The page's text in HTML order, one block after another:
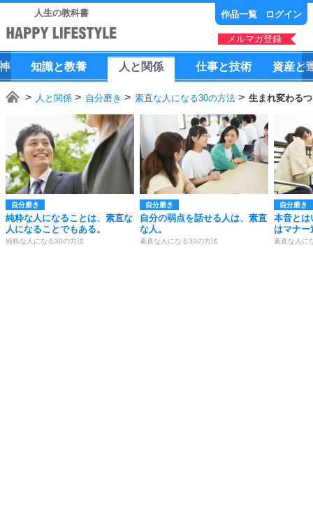
人生の教科書 作品一覧 ログイン
メルマガ登録
知識と教養 人 と 関係 仕事と技術 資産と
人と関係 自分磨き 素直な人になる30の方法 生まれ変わる
自分磨き
純粋な人になることは、素直な
人になることでもある。
純粋な人になる30の方法
自分磨き
自分の弱点を話せる人は、素直
な人。
素直な人になる30の方法
自分磨き
本音とは
はマナー
素直な人に